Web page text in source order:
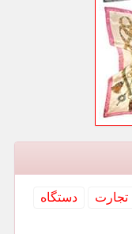
تجارت
دستگاه